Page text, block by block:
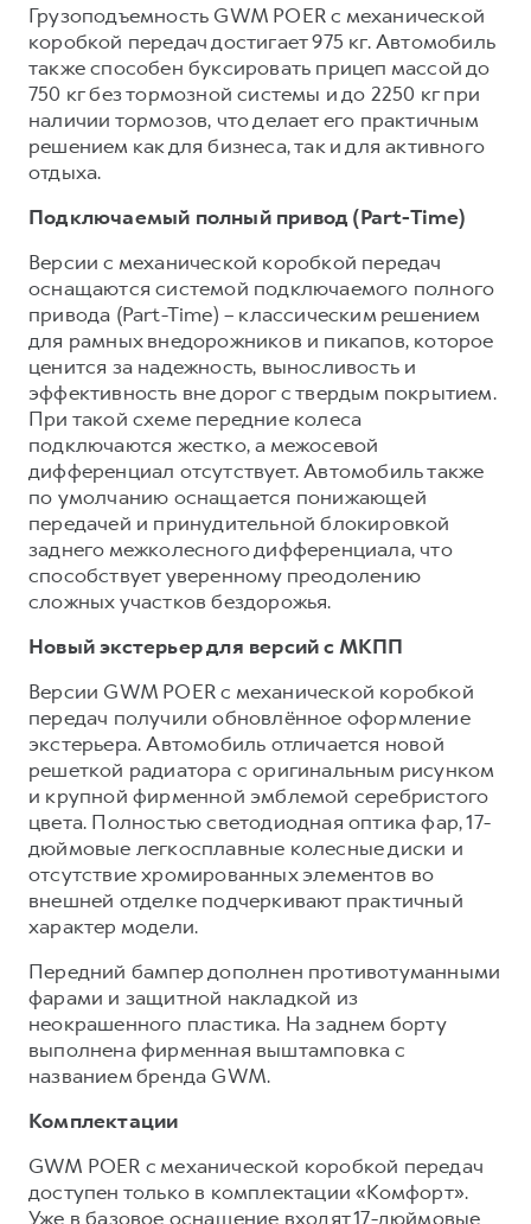
Грузоподъемность GWM POER с механической
коробкой передач достигает 975 кг. Автомобиль
также способен буксировать прицеп массой до
750 кг без тормозной системы и до 2250 кг при
наличии тормозов, что делает его практичным
решением как для бизнеса, так и для активного
отдыха.
Подключаемый полный привод (Part-Time)
Версии с механической коробкой передач
оснащаются системой подключаемого полного
привода (Part-Time) – классическим решением
для рамных внедорожников и пикапов, которое
ценится за надежность, выносливость и
эффективность вне дорог с твердым покрытием.
При такой схеме передние колеса
подключаются жестко, а межосевой
дифференциал отсутствует. Автомобиль также
по умолчанию оснащается понижающей
передачей и принудительной блокировкой
заднего межколесного дифференциала, что
способствует уверенному преодолению
сложных участков бездорожья.
Новый экстерьер для версий с МКПП
Версии GWM POER с механической коробкой
передач получили обновлённое оформление
экстерьера. Автомобиль отличается новой
решеткой радиатора с оригинальным рисунком
и крупной фирменной эмблемой серебристого
цвета. Полностью светодиодная оптика фар, 17-
дюймовые легкосплавные колесные диски и
отсутствие хромированных элементов во
внешней отделке подчеркивают практичный
характер модели.
Передний бампер дополнен противотуманными
фарами и защитной накладкой из
неокрашенного пластика. На заднем борту
выполнена фирменная выштамповка с
названием бренда GWM.
Комплектации
GWM POER с механической коробкой передач
доступен только в комплектации «Комфорт».
Уже в базовое оснащение входят 17-дюймовые